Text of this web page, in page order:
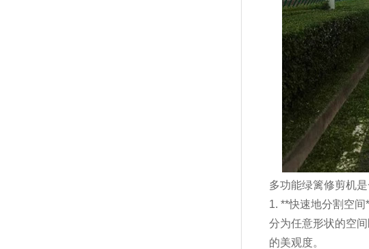
多功能绿篱修剪机
1. **快速地分割空
分为任意形状的空
的美观度。